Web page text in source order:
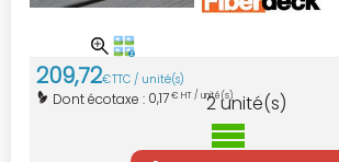
209,72€TTC / unité(s)
Dont écotaxe : 0,17€ HT / unité(s)
2unité(s)